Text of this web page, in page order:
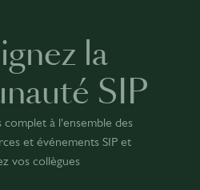
la
SIP
à l'ensemble des
et événements SIP et
vos collègues